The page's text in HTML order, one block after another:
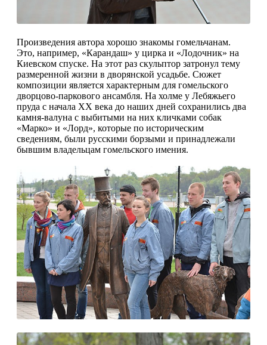
Произведения автора хорошо знакомы гомельчанам.
Это, например, «Карандаш» у цирка и «Лодочник» на
Киевском спуске. На этот раз скульптор затронул тему
размеренной жизни в дворянской усадьбе. Сюжет
компо­зиции является характерным для гомельского
дворцово-паркового ансамбля. На холме у Ле­бяжьего
пруда с начала ХХ века до наших дней сохранились два
камня-валуна с выбитыми на них кличками собак
«Марко» и «Лорд», кото­рые по историческим
сведениям, были русски­ми борзыми и принадлежали
бывшим владель­цам гомельского имения.